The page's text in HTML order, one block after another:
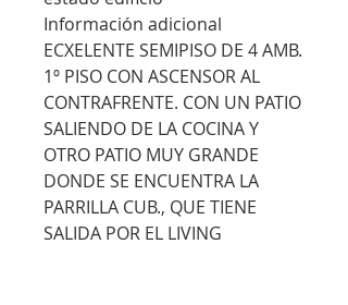
Información adicional
ECXELENTE SEMIPISO DE 4 AMB.
1º PISO CON ASCENSOR AL
CONTRAFRENTE. CON UN PATIO
SALIENDO DE LA COCINA Y
OTRO PATIO MUY GRANDE
DONDE SE ENCUENTRA LA
PARRILLA CUB., QUE TIENE
SALIDA POR EL LIVING